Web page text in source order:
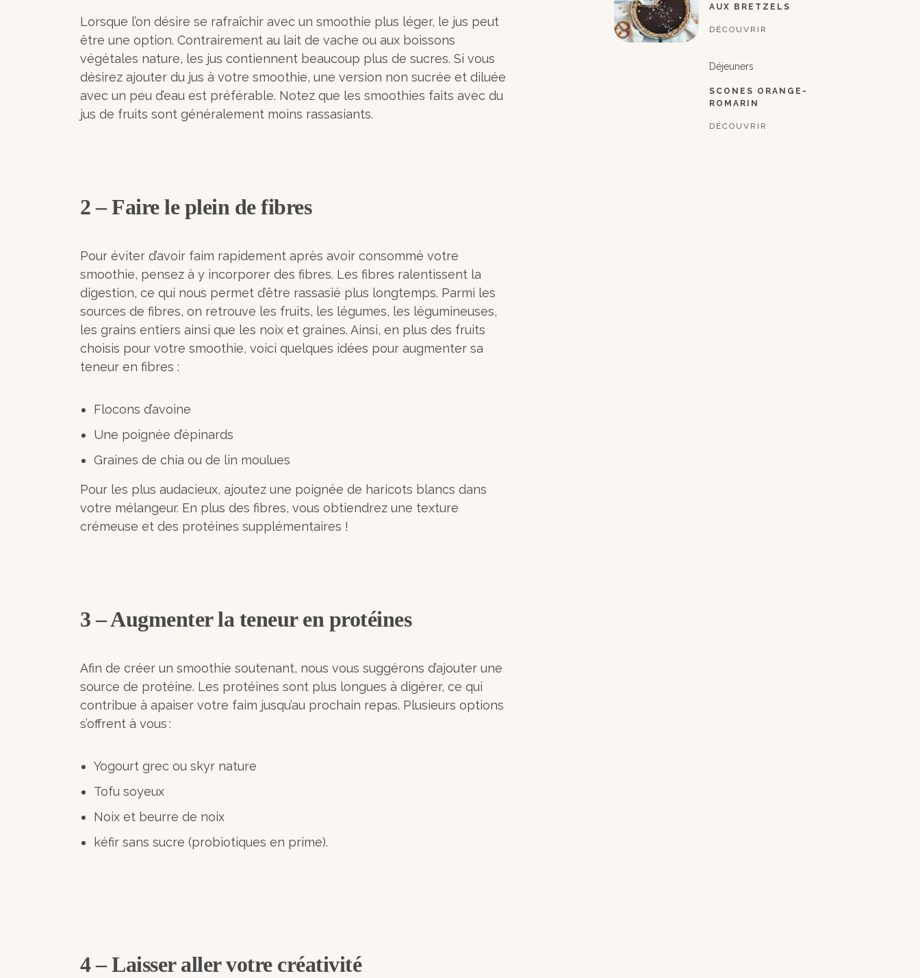
Lorsque l’on désire se rafraîchir avec un smoothie plus léger, le jus peut
être une option. Contrairement au lait de vache ou aux boissons
végétales nature, les jus contiennent beaucoup plus de sucres. Si vous
désirez ajouter du jus à votre smoothie, une version non sucrée et diluée
avec un peu d’eau est préférable. Notez que les smoothies faits avec du
jus de fruits sont généralement moins rassasiants.
2 – Faire le plein de fibres
Pour éviter d’avoir faim rapidement après avoir consommé votre
smoothie, pensez à y incorporer des fibres. Les fibres ralentissent la
digestion, ce qui nous permet d’être rassasié plus longtemps. Parmi les
sources de fibres, on retrouve les fruits, les légumes, les légumineuses,
les grains entiers ainsi que les noix et graines. Ainsi, en plus des fruits
choisis pour votre smoothie, voici quelques idées pour augmenter sa
teneur en fibres :
Flocons d’avoine
Une poignée d’épinards
Graines de chia ou de lin moulues
Pour les plus audacieux, ajoutez une poignée de haricots blancs dans
votre mélangeur. En plus des fibres, vous obtiendrez une texture
crémeuse et des protéines supplémentaires !
3 – Augmenter la teneur en protéines
Afin de créer un smoothie soutenant, nous vous suggérons d’ajouter une
source de protéine. Les protéines sont plus longues à digérer, ce qui
contribue à apaiser votre faim jusqu’au prochain repas. Plusieurs options
s’offrent à vous :
Yogourt grec ou skyr nature
Tofu soyeux
Noix et beurre de noix
kéfir sans sucre (probiotiques en prime).
4 – Laisser aller votre créativité
AUX BRETZELS
DÉCOUVRIR
Déjeuners
SCONES ORANGE-
ROMARIN
DÉCOUVRIR